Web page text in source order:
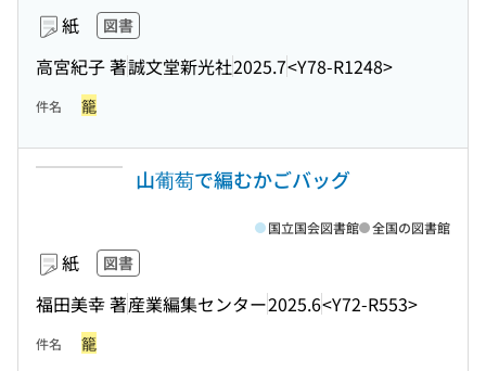
紙 図書
高宮紀子 著誠文堂新光社2025.7<Y78-R1248>
件名 籠
山葡萄で編むかごバッグ
紙 図書
福田美幸 著産業編集センター2025.6<Y72-R553>
国立国会図書館 全国の図書館
件名 籠